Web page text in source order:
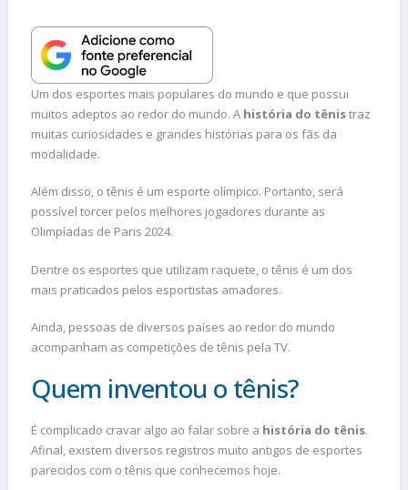
Um dos esportes mais populares do mundo e que possui
muitos adeptos ao redor do mundo. A história do tênistraz
muitas curiosidades e grandes histórias para os fãs da
modalidade.
Além disso, o tênis é um esporte olímpico. Portanto, será
possível torcer pelos melhores jogadores durante as
Olimpíadas de Paris 2024.
Dentre os esportes que utilizam raquete, o tênis é um dos
mais praticados pelos esportistas amadores.
Ainda, pessoas de diversos países ao redor do mundo
acompanham as competições de tênis pela TV.
Quem inventou o tênis?
É complicado cravar algo ao falar sobre a história do tênis.
Afinal, existem diversos registros muito antigos de esportes
parecidos com o tênis que conhecemos hoje.